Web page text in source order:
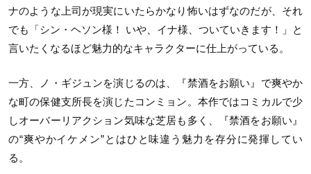
ナのような上司が現実にいたらかなり怖いはずなのだが、それ
でも「シン・ヘソン様！ いや、イナ様、ついていきます！」と
言いたくなるほど魅力的なキャラクターに仕上がっている。
一方、ノ・ギジュンを演じるのは、『禁酒をお願い』で爽やか
な町の保健支所長を演じたコンミョン。本作ではコミカルで少
しオーバーリアクション気味な芝居も多く、『禁酒をお願い』
の“爽やかイケメン”とはひと味違う魅力を存分に発揮してい
る。